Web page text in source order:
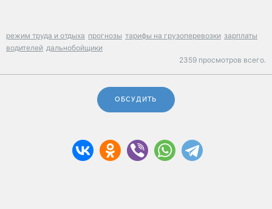
режим труда и отдыха прогнозы тарифы на грузоперевозки зарплаты
водителей дальнобойщики
2359 просмотров всего.
ОБСУДИТЬ